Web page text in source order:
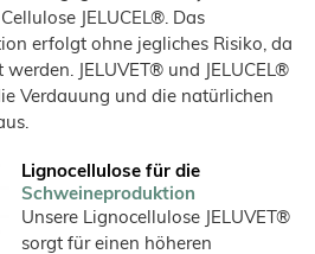
JELUCEL®. Das
erfolgt ohne jegliches Risiko, da
JELUVET® und JELUCEL®
Verdauung und die natürlichen
Lignocellulose für die
Schweineproduktion
Unsere Lignocellulose JELUVET®
sorgt für einen höheren